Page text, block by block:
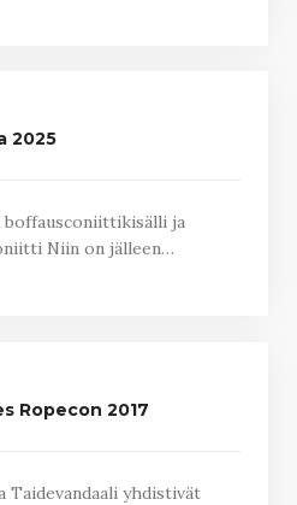
2025
boffausconiittikisälli ja
Niin on jälleen…
Ropecon 2017
Taidevandaali yhdistivät